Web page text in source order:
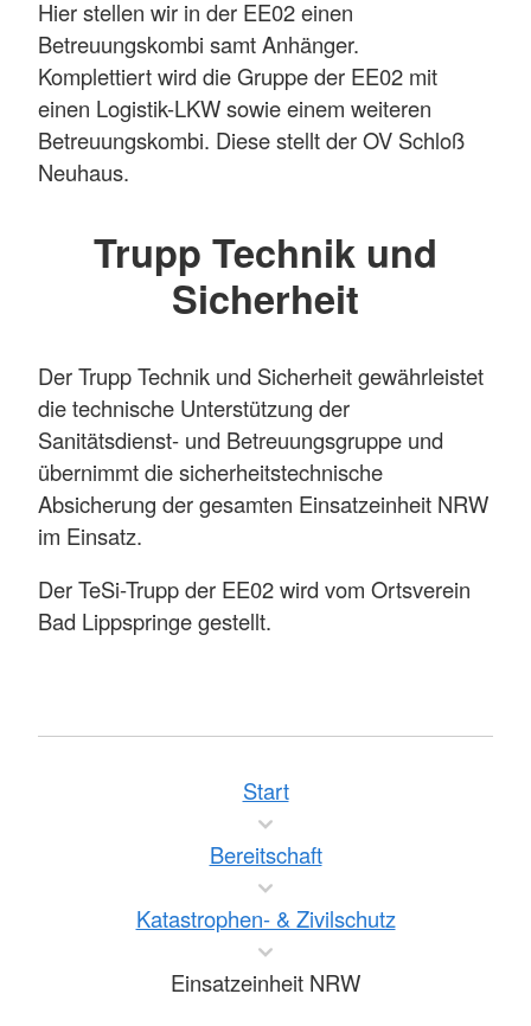
Hier stellen wir in der EE02 einen
Betreuungskombi samt Anhänger.
Komplettiert wird die Gruppe der EE02 mit
einen Logistik-LKW sowie einem weiteren
Betreuungskombi. Diese stellt der OV Schloß
Neuhaus.
Trupp Technik und
Sicherheit
Der Trupp Technik und Sicherheit gewährleistet
die technische Unterstützung der
Sanitätsdienst- und Betreuungsgruppe und
übernimmt die sicherheitstechnische
Absicherung der gesamten Einsatzeinheit NRW
im Einsatz.
Der TeSi-Trupp der EE02 wird vom Ortsverein
Bad Lippspringe gestellt.
Start
Bereitschaft
Katastrophen- & Zivilschutz
Einsatzeinheit NRW